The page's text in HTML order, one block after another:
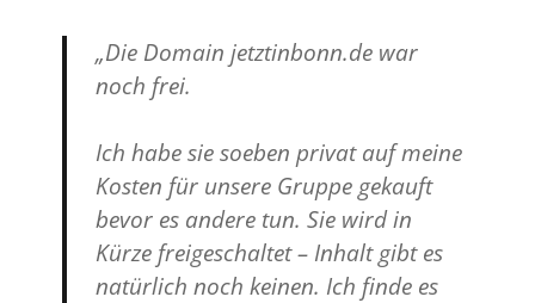
„Die Domain jetztinbonn.dewar
noch frei.
Ich habe sie soeben privat auf meine
Kosten für unsere Gruppe gekauft
bevor es andere tun. Sie wird in
Kürze freigeschaltet – Inhalt gibt es
natürlich noch keinen. Ich finde es